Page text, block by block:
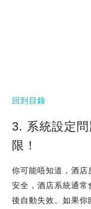
回到目錄
3. 系統設定
限！
你可能唔知道，酒店
安全，酒店系統通常
後自動失效。如果你